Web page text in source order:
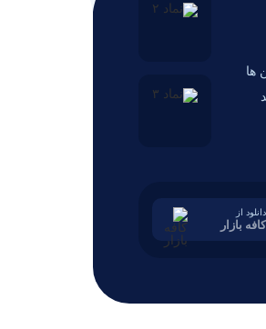
ها
دانلود از
کافه بازار